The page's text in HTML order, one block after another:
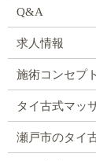
Q&A
求人情報
施術コンセプト
タイ古式マッ
瀬戸市のタイ